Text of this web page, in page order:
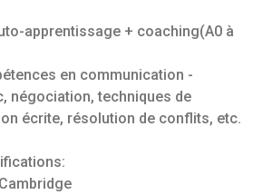
apprentissage + coaching(A0 à
en communication -
négociation, techniques de
écrite, résolution de conflits, etc.
Cambridge